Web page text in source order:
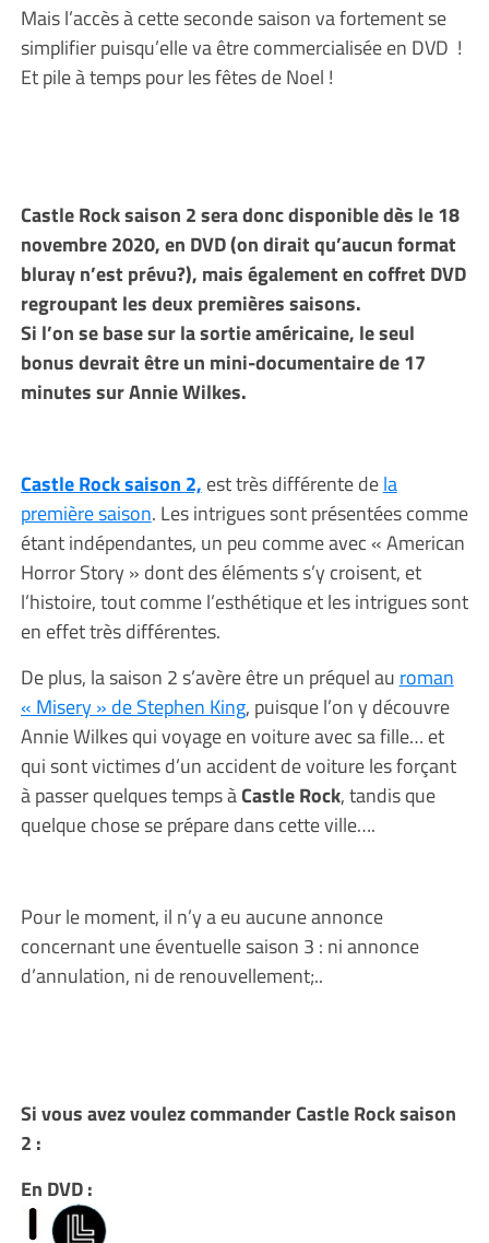
Mais l’accès à cette seconde saison va fortement se
simplifier puisqu’elle va être commercialisée en DVD !
Et pile à temps pour les fêtes de Noel !
Castle Rock saison 2 sera donc disponible dès le 18
novembre 2020, en DVD (on dirait qu’aucun format
bluray n’est prévu?), mais également en coffret DVD
regroupant les deux premières saisons.
Si l’on se base sur la sortie américaine, le seul
bonus devrait être un mini-documentaire de 17
minutes sur Annie Wilkes.
Castle Rock saison 2, est très différente dela
première saison. Les intrigues sont présentées comme
étant indépendantes, un peu comme avec « American
Horror Story » dont des éléments s’y croisent, et
l’histoire, tout comme l’esthétique et les intrigues sont
en effet très différentes.
De plus, la saison 2 s’avère être un préquel au roman
« Misery » de Stephen King, puisque l’on y découvre
Annie Wilkes qui voyage en voiture avec sa fille… et
qui sont victimes d’un accident de voiture les forçant
à passer quelques temps àCastle Rock, tandis que
quelque chose se prépare dans cette ville….
Pour le moment, il n’y a eu aucune annonce
concernant une éventuelle saison 3 : ni annonce
d’annulation, ni de renouvellement;..
Si vous avez voulez commander Castle Rock saison
2 :
En DVD :